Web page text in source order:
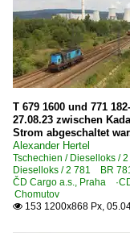
Dampfloks
BR 354.1 ·
Dieselloks
2 721 BR
2 721 BR
2 724 BR
2 731 BR
T 679 1600 und 771
27.08.23 zwischen
Strom abgeschaltet
Alexander Hertel
Tschechien / Dieselloks /
Dieselloks / 2 781 BR
ČD Cargo a.s., Praha
Chomutov
 153 1200x868 Px,